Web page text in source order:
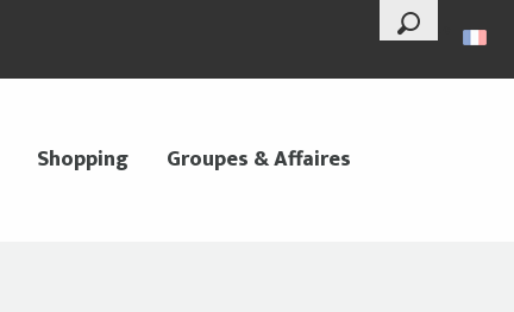
--°
Recherche
Shopping Groupes & Affaires